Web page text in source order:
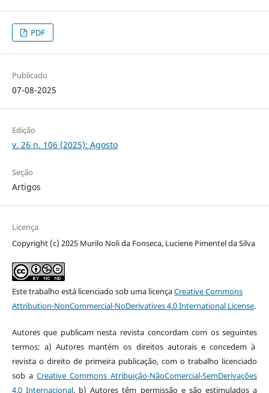
PDF
Publicado
07-08-2025
Edição
v. 26 n. 106 (2025): Agosto
Seção
Artigos
Licença
Copyright (c) 2025 Murilo Noli da Fonseca, Luciene Pimentel da Silva
Este trabalho está licenciado sob uma licençaCreative Commons
Attribution-NonCommercial-NoDerivatives 4.0 International License.
Autores que publicam nesta revista concordam com os seguintes
termos: a) Autores mantém os direitos autorais e concedem à
revista o direito de primeira publicação, com o trabalho licenciado
sob a Creative Commons Atribuição-NãoComercial-SemDerivações
4.0 Internacional. b) Autores têm permissão e são estimulados a